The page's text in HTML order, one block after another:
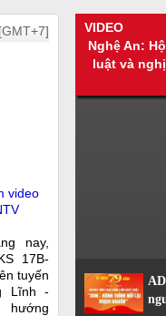
video
nay,
17B-
tuyến
Lĩnh -
hướng
VIDEO
Nghệ An:
luật và